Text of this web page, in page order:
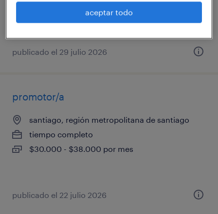
publicado el 29 julio 2026
promotor/a
santiago, región metropolitana de santiago
tiempo completo
$30.000 - $38.000 por mes
publicado el 22 julio 2026
aceptar todo